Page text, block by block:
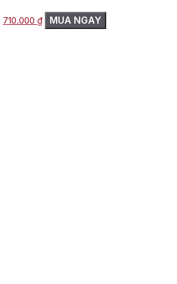
Giá
gốc
710.000 ₫Giá
hiện
MUA NGAY